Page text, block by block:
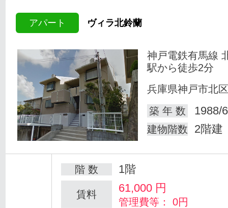
アパート ヴィラ北鈴蘭
神戸電鉄有馬線
駅から徒歩2分
兵庫県神戸市北
築 年 数
1988/
建物階数 2階建
階 数 1階
賃料 61,000 円
管理費等： 0円